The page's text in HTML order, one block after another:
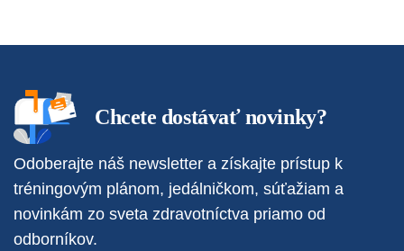
Chcete dostávať novinky?
Odoberajte náš newsletter a získajte prístup k
tréningovým plánom, jedálničkom, súťažiam a
novinkám zo sveta zdravotníctva priamo od
odborníkov.